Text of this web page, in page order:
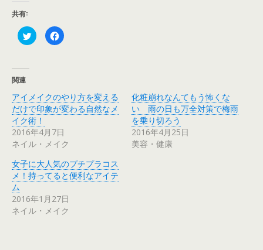
共有:
ク
リ
t
t
e
r
で
共
有
(
し
い
ウ
ィ
ド
ウ
で
開
F
a
共
有
す
る
は
ク
リ
ク
し
て
く
さ
い
新
関連
アイメイクのやり方を変える
だけで印象が変わる自然なメ
イク術！
2016年4月7日
ネイル・メイク
化粧崩れなんてもう怖くな
い 雨の日も万全対策で梅雨
を乗り切ろう
2016年4月25日
美容・健康
女子に大人気のプチプラコス
メ！持ってると便利なアイテ
ム
2016年1月27日
ネイル・メイク